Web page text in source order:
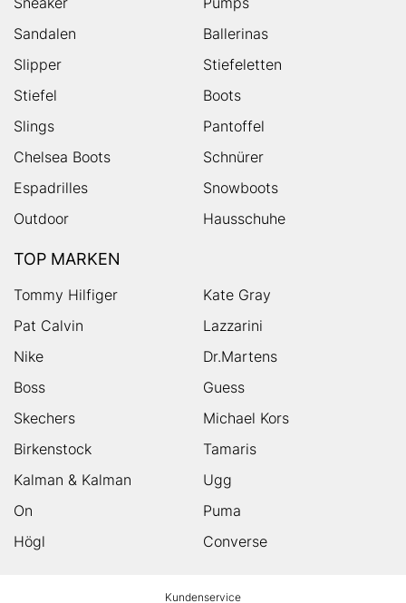
Sandalen
Ballerinas
Slipper
Stiefeletten
Stiefel
Boots
Slings
Pantoffel
Chelsea Boots
Schnürer
Espadrilles
Snowboots
Outdoor
Hausschuhe
TOP MARKEN
Tommy Hilfiger
Kate Gray
Pat Calvin
Lazzarini
Nike
Dr.Martens
Boss
Guess
Skechers
Michael Kors
Birkenstock
Tamaris
Kalman & Kalman
Ugg
On
Puma
Högl
Converse
Kundenservice